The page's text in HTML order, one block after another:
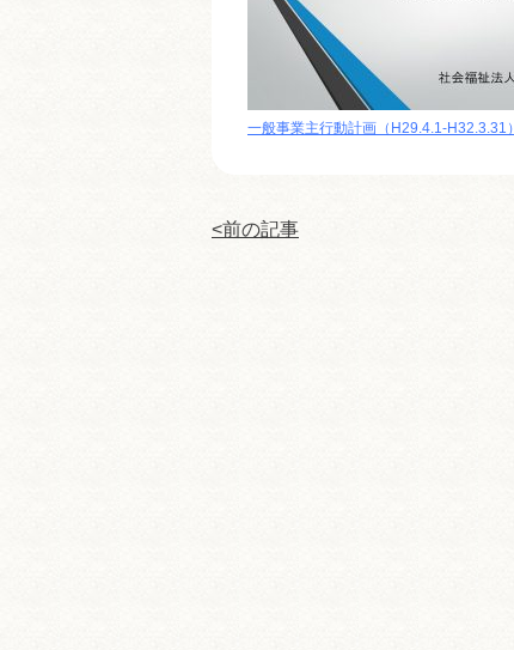
一般事業主行動計画（H29.4.1-H32.3.31）
<前の記事